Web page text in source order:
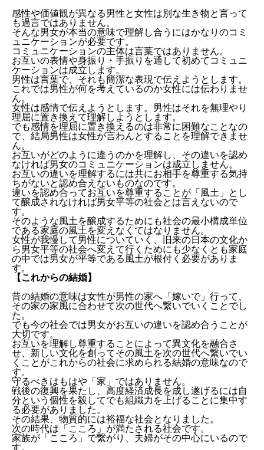
感性や価値観が異なる男性と女性は別な生き物と言って
も過言ではありません。
そんな男女が本当の意味で理解し合うにはかなりのコミ
ュニケーションが必要です。
コミュニケーションの主体は言葉ではありません。
お互いの表情や身振り・手振りを通して初めてコミュニ
ケーションは成立します。
男性は言葉で、それも簡潔な表現で伝えようとします。
これでは男性が何を考えているのか女性には伝わりませ
ん。
女性は感情で伝えようとします。男性はそれを無理やり
理屈に置き換えて理解しようとします。
でも感情を理屈に置き換えるのは非常に困難なことなの
で、結局男性は女性が言わんとすることを理解できませ
ん。
お互いがどのように違うのかを理解し、その違いを認め
なければ男女のコミュニケーションは成立しません。
お互いの違いを理解するには共にお相手を尊重する気持
ちがないと認め合えないものなのです。
違いを認め合ってお互いを尊重することが「風土」とし
て醸成されなければ男女平等の社会とは言えないので
す。
そのような風土を醸成するためにも社会の最小構成単位
である家庭の風土を変えなくてはなりません。
女性が我慢して男性についていく、旧来の日本の文化か
ら男女平等の社会へ変えて行くためにも少なくとも家庭
の中では男女が平等である風土が根付く必要がありま
す。
【これからの結婚】
昔の結婚の意味は女性が男性の家へ「嫁いで」行って、
その家の家風に合わせて次の世代へ繋いでいくことでし
た。
でも今の社会では男女がお互いの違いを認め合うことが
大切です。
お互いを理解し尊重することによって異文化を融合さ
せ、新しい文化を創ってその風土を次の世代へ繋いでい
くことがこれからの社会に求められる結婚の意味なので
す。
守るべきはもはや「家」ではありません。
戦後の復興を果たし、高度経済成長を成し遂げるには自
分という個性を殺してでも組織力を上げることに集中す
る必要がありました。
その結果、物質的には裕福な社会となりました。
次の時代は「こころ」が満たされる社会です。
家族が「こころ」で繋がり、夫婦がその中心にいるので
す。